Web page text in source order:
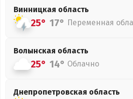
Винницкая область
25° 17° Переменная
Волынская область
25° 14° Облачно
Днепропетровская область